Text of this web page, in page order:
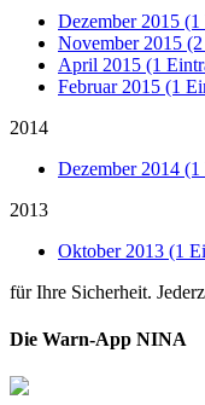
Dezember 2015
November 2015
April 2015 (1
Februar 2015 (1
2014
Dezember 2014
2013
Oktober 2013 (1
für Ihre Sicherheit.
Die Warn-App NINA